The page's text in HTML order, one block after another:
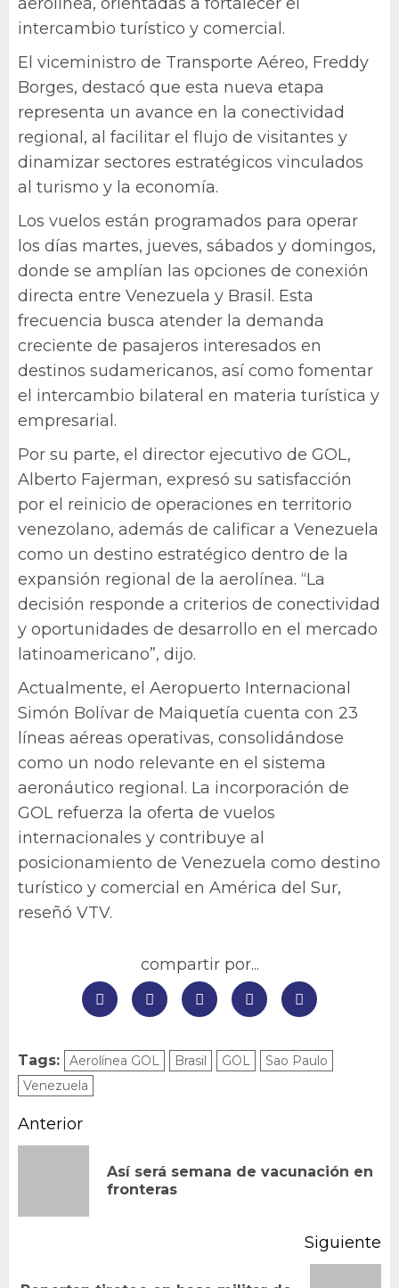
intercambio turístico y comercial.
El viceministro de Transporte Aéreo, Freddy
Borges, destacó que esta nueva etapa
representa un avance en la conectividad
regional, al facilitar el flujo de visitantes y
dinamizar sectores estratégicos vinculados
al turismo y la economía.
Los vuelos están programados para operar
los días martes, jueves, sábados y domingos,
donde se amplían las opciones de conexión
directa entre Venezuela y Brasil. Esta
frecuencia busca atender la demanda
creciente de pasajeros interesados en
destinos sudamericanos, así como fomentar
el intercambio bilateral en materia turística y
empresarial.
Por su parte, el director ejecutivo de GOL,
Alberto Fajerman, expresó su satisfacción
por el reinicio de operaciones en territorio
venezolano, además de calificar a Venezuela
como un destino estratégico dentro de la
expansión regional de la aerolínea. “La
decisión responde a criterios de conectividad
y oportunidades de desarrollo en el mercado
latinoamericano”, dijo.
Actualmente, el Aeropuerto Internacional
Simón Bolívar de Maiquetía cuenta con 23
líneas aéreas operativas, consolidándose
como un nodo relevante en el sistema
aeronáutico regional. La incorporación de
GOL refuerza la oferta de vuelos
internacionales y contribuye al
posicionamiento de Venezuela como destino
turístico y comercial en América del Sur,
reseñó VTV.
compartir por...
Tags: Aerolínea GOL Brasil GOL
Sao Paulo
Venezuela
Navegación
entradas
Anterior
Así será semana de vacunación en
fronteras
Siguiente